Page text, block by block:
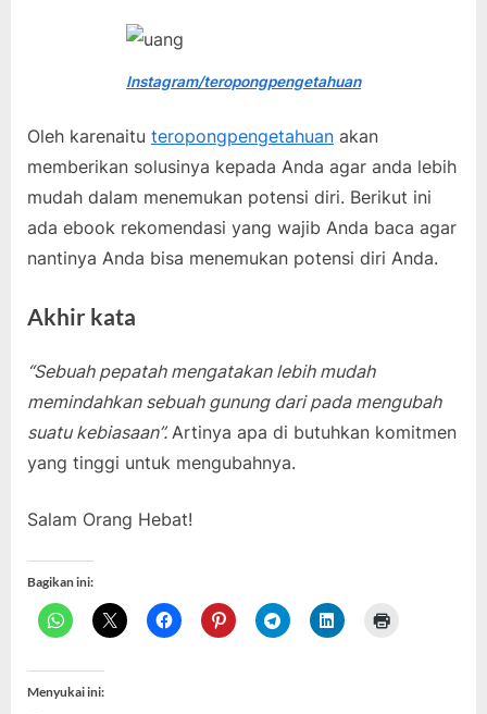
Instagram/teropongpengetahuan
Oleh karenaitu teropongpengetahuan akan
memberikan solusinya kepada Anda agar anda lebih
mudah dalam menemukan potensi diri. Berikut ini
ada ebook rekomendasi yang wajib Anda baca agar
nantinya Anda bisa menemukan potensi diri Anda.
Akhir kata
“Sebuah pepatah mengatakan lebih mudah
memindahkan sebuah gunung dari pada mengubah
suatu kebiasaan”. Artinya apa di butuhkan komitmen
yang tinggi untuk mengubahnya.
Salam Orang Hebat!
Bagikan ini:
Menyukai ini: